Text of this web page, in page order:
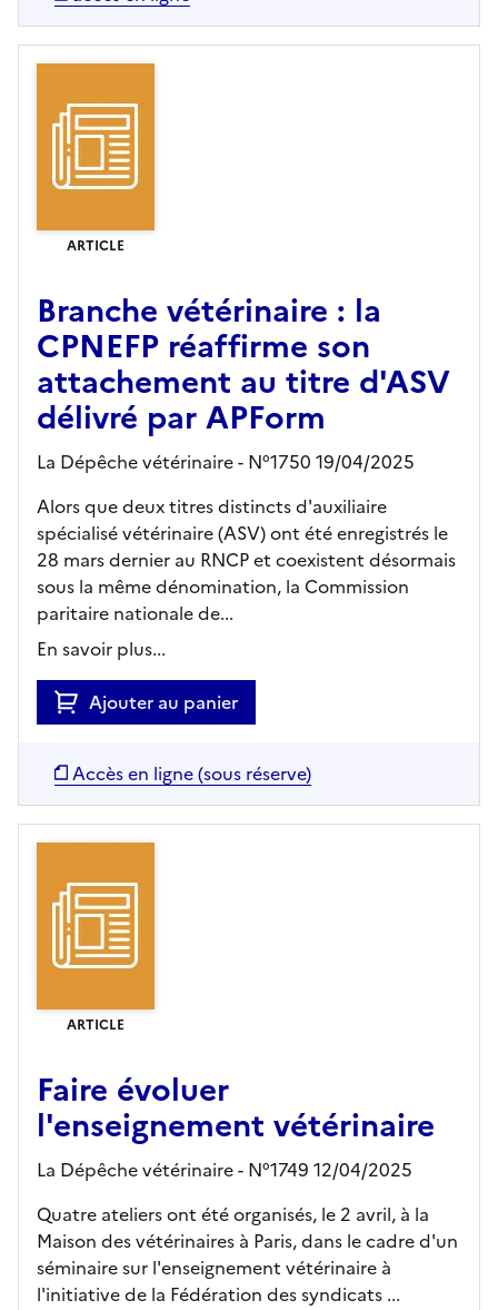
ARTICLE
Branche vétérinaire : la
CPNEFP réaffirme son
attachement au titre d'ASV
délivré par APForm
La Dépêche vétérinaire - N°1750 19/04/2025
Alors que deux titres distincts d'auxiliaire
spécialisé vétérinaire (ASV) ont été enregistrés le
28 mars dernier au RNCP et coexistent désormais
sous la même dénomination, la Commission
paritaire nationale de...
En savoir plus...
Ajouter au panier
Accès en ligne (sous réserve)
ARTICLE
Faire évoluer
l'enseignement vétérinaire
La Dépêche vétérinaire - N°1749 12/04/2025
Quatre ateliers ont été organisés, le 2 avril, à la
Maison des vétérinaires à Paris, dans le cadre d'un
séminaire sur l'enseignement vétérinaire à
l'initiative de la Fédération des syndicats ...